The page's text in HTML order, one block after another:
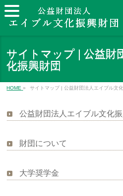
サイトマップ | 公益財
化振興財団
HOME » サイトマップ | 公益財団法人エイブル文
公益財団法人エイブル文化
財団について
大学奨学金